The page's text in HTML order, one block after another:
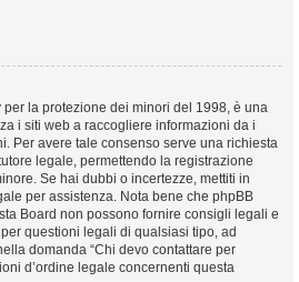
per la protezione dei minori del 1998, è una
i siti web a raccogliere informazioni da i
Per avere tale consenso serve una richiesta
legale, permettendo la registrazione
Se hai dubbi o incertezze, mettiti in
per assistenza. Nota bene che phpBB
Board non possono fornire consigli legali e
questioni legali di qualsiasi tipo, ad
domanda “Chi devo contattare per
d’ordine legale concernenti questa